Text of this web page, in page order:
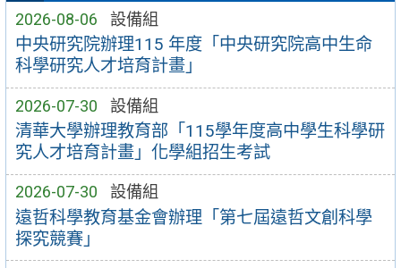
2026-08-06 設備組
中央研究院辦理115 年度「中央研究院高中生命
科學研究人才培育計畫」
2026-07-30 設備組
清華大學辦理教育部「115學年度高中學生科學研
究人才培育計畫」化學組招生考試
2026-07-30 設備組
遠哲科學教育基金會辦理「第七屆遠哲文創科學
探究競賽」